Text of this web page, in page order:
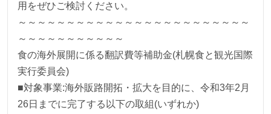
用をぜひご検討ください。
～～～～～～～～～～～～～～～～～～～～～～～～
～～～～～～～～～～～
食の海外展開に係る翻訳費等補助金(札幌食と観光国際
実行委員会)
■対象事業:海外販路開拓・拡大を目的に、令和3年2月
26日までに完了する以下の取組(いずれか)